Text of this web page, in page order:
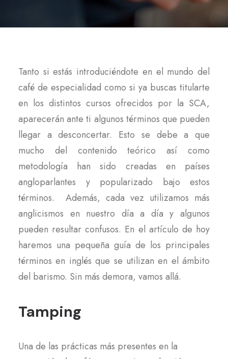
Tanto si estás introduciéndote en el mundo del
café de especialidad como si ya buscas titularte
en los distintos cursos ofrecidos por la SCA,
aparecerán ante ti algunos términos que pueden
llegar a desconcertar. Esto se debe a que
mucho del contenido teórico así como
metodología han sido creadas en países
angloparlantes y popularizado bajo estos
términos. Además, cada vez utilizamos más
anglicismos en nuestro día a día y algunos
pueden resultar confusos. En el artículo de hoy
haremos una pequeña guía de los principales
términos en inglés que se utilizan en el ámbito
del barismo. Sin más demora, vamos allá.
Tamping
Una de las prácticas más presentes en la